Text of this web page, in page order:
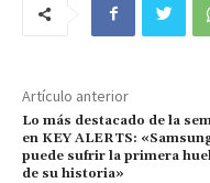
Artículo anterior
Lo más destacado de la
en KEY ALERTS:
puede sufrir la primera
de su historia»